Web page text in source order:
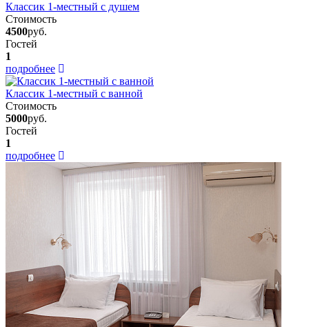
Классик 1-местный с душем
Стоимость
4500руб.
Гостей
1
подробнее
Классик 1-местный с ванной
Стоимость
5000руб.
Гостей
1
подробнее